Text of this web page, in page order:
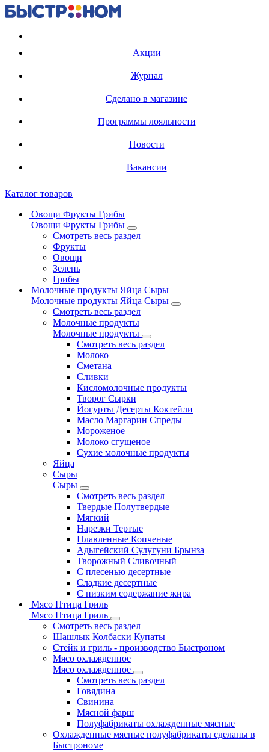
Акции
Журнал
Сделано в магазине
Программы лояльности
Новости
Вакансии
Каталог товаров
Овощи Фрукты Грибы
Овощи Фрукты Грибы
Смотреть весь раздел
Фрукты
Овощи
Зелень
Грибы
Молочные продукты Яйца Сыры
Молочные продукты Яйца Сыры
Смотреть весь раздел
Молочные продукты
Молочные продукты
Смотреть весь раздел
Молоко
Сметана
Сливки
Кисломолочные продукты
Творог Сырки
Йогурты Десерты Коктейли
Масло Маргарин Спреды
Мороженое
Молоко сгущеное
Сухие молочные продукты
Яйца
Сыры
Сыры
Смотреть весь раздел
Твердые Полутвердые
Мягкий
Нарезки Тертые
Плавленные Копченые
Адыгейский Сулугуни Брынза
Творожный Сливочный
С плесенью десертные
Сладкие десертные
С низким содержание жира
Мясо Птица Гриль
Мясо Птица Гриль
Смотреть весь раздел
Шашлык Колбаски Купаты
Стейк и гриль - производство Быстроном
Мясо охлажденное
Мясо охлажденное
Смотреть весь раздел
Говядина
Свинина
Мясной фарш
Полуфабрикаты охлажденные мясные
Охлажденные мясные полуфабрикаты сделаны в
Быстрономе